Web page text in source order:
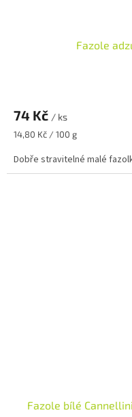
Fazole
74 Kč / ks
Měrná
14,80 Kč / 100 g
Dobře stravitelné malé
Fazole bílé